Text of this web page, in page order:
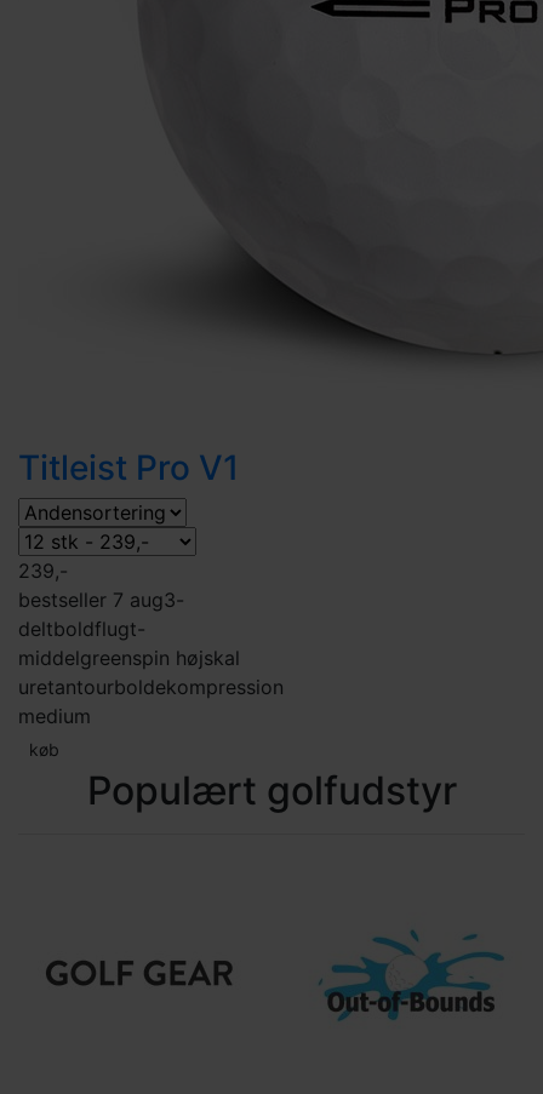
Titleist Pro V1
239,-
bestseller 7 aug3-
deltboldflugt-
middelgreenspin højskal
uretantourboldekompression
medium
køb
Populært golfudstyr